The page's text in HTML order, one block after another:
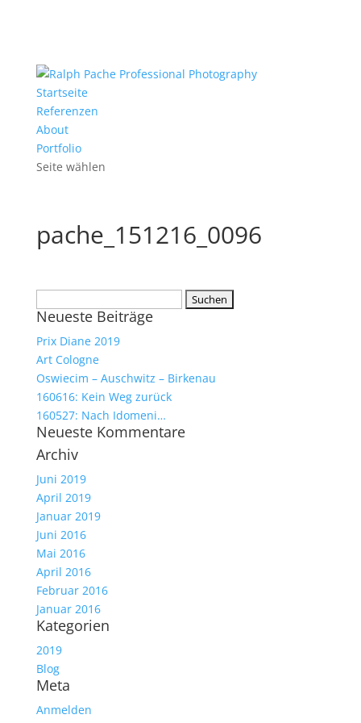
Startseite
Referenzen
About
Portfolio
Seite wählen
pache_151216_0096
nach:
Neueste Beiträge
Prix Diane 2019
Art Cologne
Oswiecim – Auschwitz – Birkenau
160616: Kein Weg zurück
160527: Nach Idomeni…
Neueste Kommentare
Archiv
Juni 2019
April 2019
Januar 2019
Juni 2016
Mai 2016
April 2016
Februar 2016
Januar 2016
Kategorien
2019
Blog
Meta
Anmelden